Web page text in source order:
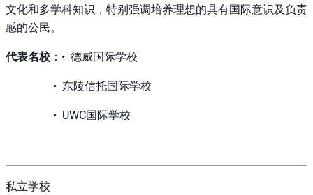
文化和多学科知识，特别强调培养理想的具有国际意识及负责
感的公民。
代表名校 ：• 德威国际学校
• 东陵信托国际学校
• UWC国际学校
私立学校